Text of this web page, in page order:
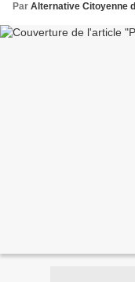
Par Alternative Citoyenne